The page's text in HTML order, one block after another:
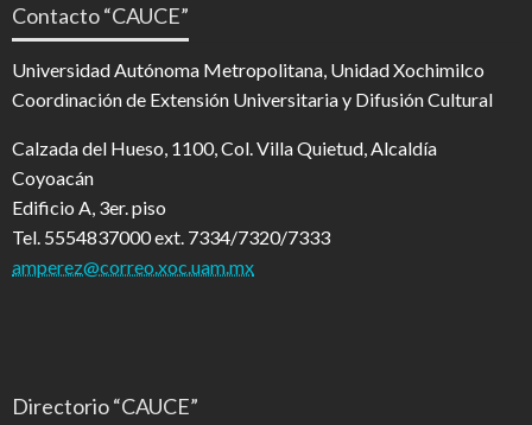
Contacto “CAUCE”
Universidad Autónoma Metropolitana, Unidad Xochimilco
Coordinación de Extensión Universitaria y Difusión Cultural
Calzada del Hueso, 1100, Col. Villa Quietud, Alcaldía
Coyoacán
Edificio A, 3er. piso
Tel. 5554837000 ext. 7334/7320/7333
amperez@correo.xoc.uam.mx
Directorio “CAUCE”